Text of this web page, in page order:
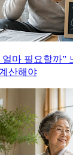
얼마 필요할까”
산해야